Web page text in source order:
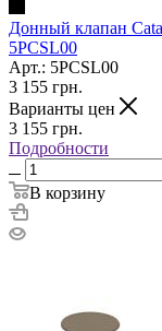
Донный клапан
5PCSL00
Арт.: 5PCSL00
3 155 грн.
Варианты цен
3 155 грн.
Подробности
В корзину